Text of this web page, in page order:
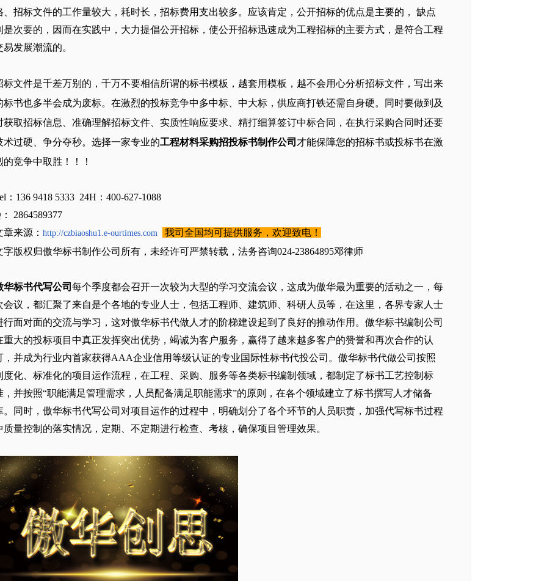
、招标文件的工作量较大，耗时长，招标费用支出较多。应该肯定，公开招标的优点是主要的， 缺点
是次要的，因而在实践中，大力提倡公开招标，使公开招标迅速成为工程招标的主要方式，是符合工程
易发展潮流的。
标文件是千差万别的，千万不要相信所谓的标书模板，越套用模板，越不会用心分析招标文件，写出来
标书也多半会成为废标。 在激烈的投标竞争中多中标、中大标，供应商打铁还需自身硬。同时要做到及
获取招标信息、准确理解招标文件、实质性响应要求、精打细算签订中标合同，在执行采购合同时还要
术过硬、争分夺秒。选择一家专业的工程材料采购招投标书制作公司 才能保障您的招标书或投标书在激
的竞争中取胜！！！
：136 9418 5333 24H：400-627-1088
2864589377
章来源： http://czbiaoshu1.e-ourtimes.com
我司全国均可提供服务，欢迎致电！
字版权归傲华标书制作公司所有，未经许可严禁转载，法务咨询024-23864895邓律师
华标书代写公司 每个季度都会召开一次较为大型的学习交流会议，这成为傲华最为重要的活动之一，每
会议，都汇聚了来自是个各地的专业人士，包括工程师、建筑师、科研人员等，在这里，各界专家人士
行面对面的交流与学习，这对傲华标书代做人才的阶梯建设起到了良好的推动作用。傲华标书编制公司
重大的投标项目中真正发挥突出优势，竭诚为客户服务，赢得了越来越多客户的赞誉和再次合作的认
，并成为行业内首家获得AAA企业信用等级认证的专业国际性标书代投公司。傲华标书代做公司按照
度化、标准化的项目运作流程，在工程、采购、服务等各类标书编制 领域，都制定了标书工艺控制标
，并按照“职能满足管理需求，人员配备满足职能需求”的原则，在各个领域建立了标书撰写人才储备
。同时，傲华标书代写公司对项目运作的过程中，明确划分了各个环节的人员职责，加强代写标书过程
质量控制的落实情况，定期、不定期进行检查、考核，确保项目管理效果。